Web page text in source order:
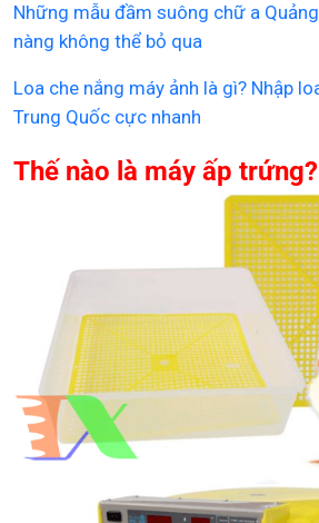
Những mẫu đầm suông chữ a
nàng không thể bỏ qua
Loa che nắng máy ảnh là gì? Nhập
Trung Quốc cực nhanh
Thế nào là máy ấp trứng?